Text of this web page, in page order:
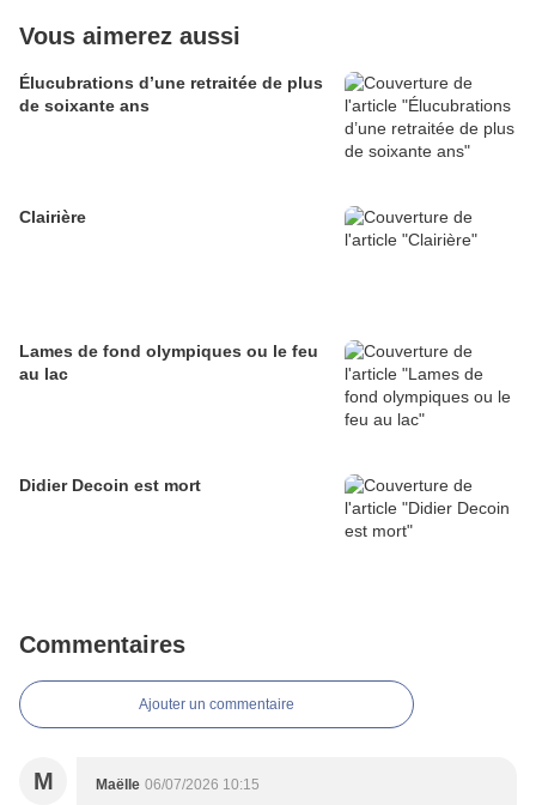
Vous aimerez aussi
Élucubrations d’une retraitée de plus
de soixante ans
Clairière
Lames de fond olympiques ou le feu
au lac
Didier Decoin est mort
Commentaires
Ajouter un commentaire
M Maëlle 06/07/2026 10:15